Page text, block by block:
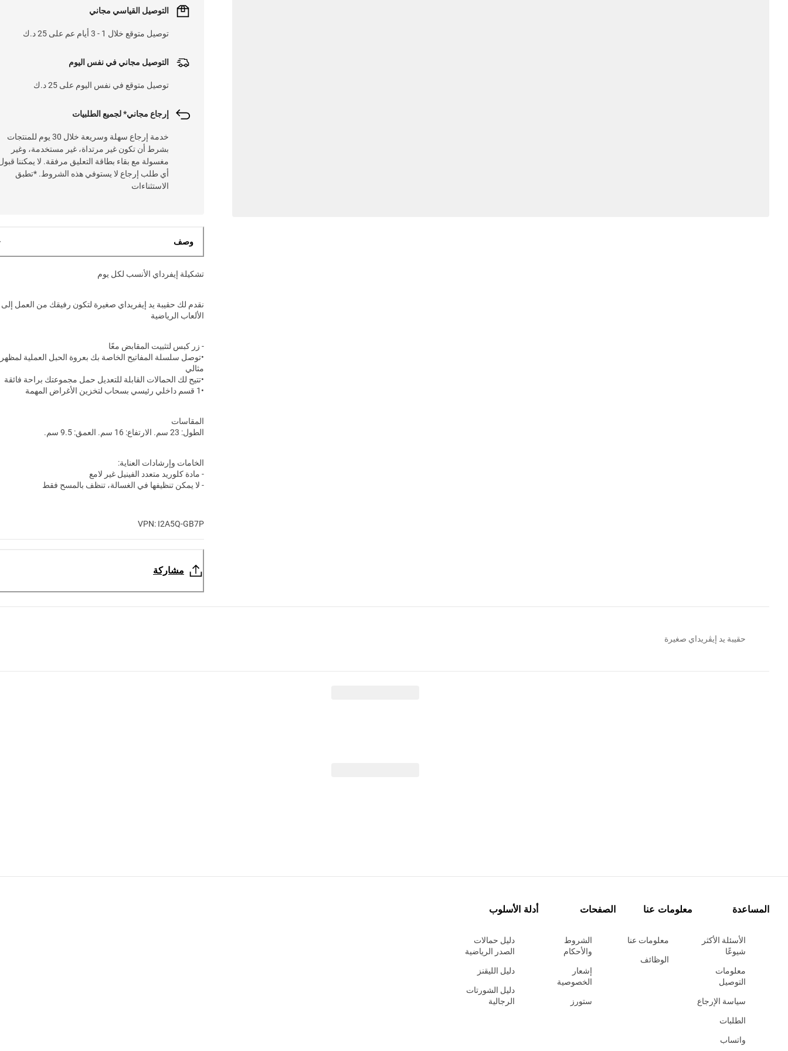
التوصيل القياسي مجاني
توصيل متوقع خلال 1 - 3 أيام عم على 25 د.ك
التوصيل مجاني في نفس اليوم
توصيل متوقع في نفس اليوم على 25 د.ك
إرجاع مجاني* لجميع الطلبيات
خدمة إرجاع سهلة وسريعة خلال 30 يوم للمنتجات
بشرط أن تكون غير مرتداة، غير مستخدمة، وغير
مغسولة مع بقاء بطاقة التعليق مرفقة. لا يمكننا
أي طلب إرجاع لا يستوفي هذه الشروط. *تطبق
الاستثناءات
وصف
تشكيلة إيفرداي الأنسب لكل يوم
نقدم لك حقيبة يد إيفريداي صغيرة لتكون رفيقك من العمل
الألعاب الرياضية
- زر كبس لتثبيت المقابض معًا
•توصل سلسلة المفاتيح الخاصة بك بعروة الحبل العملية لمظهر
مثالي
•تتيح لك الحمالات القابلة للتعديل حمل مجموعتك براحة فائقة
•1 قسم داخلي رئيسي بسحاب لتخزين الأغراض المهمة
المقاسات
الطول: 23 سم. الارتفاع: 16 سم. العمق: 9.5 سم.
الخامات وإرشادات العناية:
- مادة كلوريد متعدد الفينيل غير لامع
- لا يمكن تنظيفها في الغسالة، تنظف بالمسح فقط
VPN: I2A5Q-GB7P
مشاركة
حقيبة يد إيڤريداي صغيرة
المساعدة
الأسئلة الأكثر
شيوعًا
معلومات
التوصيل
سياسة الإرجاع
الطلبات
واتساب
معلومات عنا
معلومات عنا
الوظائف
الصفحات
الشروط
والأحكام
إشعار
الخصوصية
ستورز
أدلة الأسلوب
دليل حمالات
الصدر الرياضية
دليل الليقنز
دليل الشورتات
الرجالية